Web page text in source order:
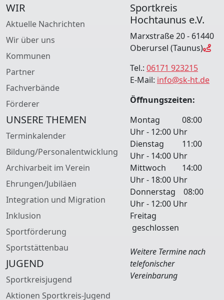
WIR
Aktuelle Nachrichten
Wir über uns
Kommunen
Partner
Fachverbände
Förderer
UNSERE THEMEN
Terminkalender
Bildung/Personalentwicklung
Archivarbeit im Verein
Ehrungen/Jubiläen
Integration und Migration
Inklusion
Sportförderung
Sportstättenbau
JUGEND
Sportkreisjugend
Aktionen Sportkreis-Jugend
Sportkreis
Hochtaunus e.V.
Marxstraße 20 - 61440
Oberursel (Taunus)
Tel.: 06171 923215
E-Mail: info@sk-ht.de
Öffnungszeiten:
Montag 08:00
Uhr - 12:00 Uhr
Dienstag 11:00
Uhr - 14:00 Uhr
Mittwoch 14:00
Uhr - 18:00 Uhr
Donnerstag 08:00
Uhr - 12:00 Uhr
Freitag
geschlossen
Weitere Termine nach
telefonischer
Vereinbarung